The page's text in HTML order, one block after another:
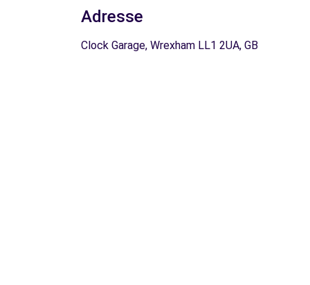
Adresse
Clock Garage, Wrexham LL1 2UA, GB